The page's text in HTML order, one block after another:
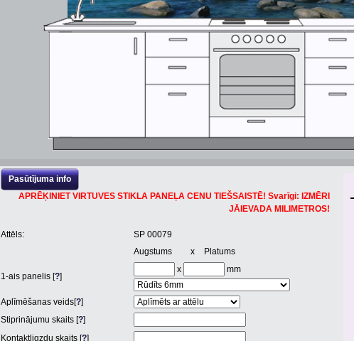
Pasūtījuma info
APRĒĶINIET VIRTUVES STIKLA PANEĻA CENU TIEŠSAISTĒ! Svarīgi: IZMĒRI
JĀIEVADA MILIMETROS!
Attēls:
SP 00079
Augstums
x Platums
1-ais panelis [?]
x mm
Aplīmēšanas veids[?]
Stiprinājumu skaits [?]
Kontaktligzdu skaits [?]